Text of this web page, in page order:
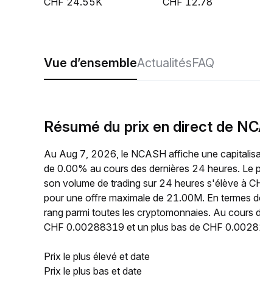
Vue d’ensembleActualitésFAQ
Résumé du prix en direct de
Au Aug 7, 2026, le NCASH affiche une
de 0.00% au cours des dernières 24 heures.
son volume de trading sur 24 heures s'élève à
pour une offre maximale de 21.00M. En termes
rang parmi toutes les cryptomonnaies. Au cours
CHF 0.00288319 et un plus bas de CHF
Prix le plus élevé et date
Prix le plus bas et date